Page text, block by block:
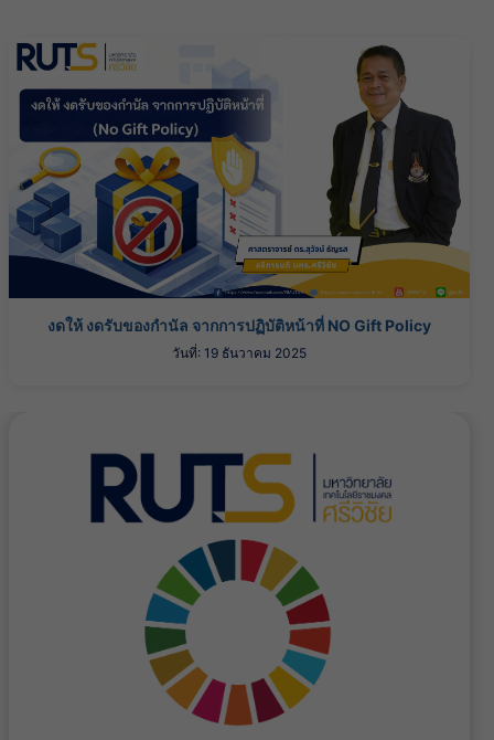
งดให้ งดรับของกำนัล จากการปฏิบัติหน้าที่ NO Gift Policy
วันที่: 19 ธันวาคม 2025